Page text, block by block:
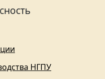
НГПУ